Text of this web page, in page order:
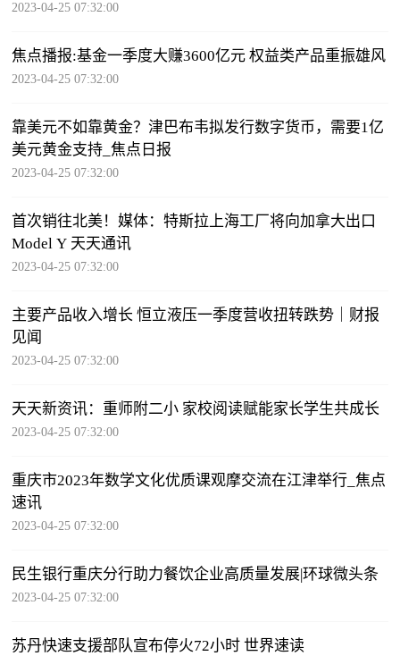
2023-04-25 07:32:00
焦点播报:基金一季度大赚3600亿元 权益类产品重振雄风
2023-04-25 07:32:00
靠美元不如靠黄金？津巴布韦拟发行数字货币，需要1亿
美元黄金支持_焦点日报
2023-04-25 07:32:00
首次销往北美！媒体：特斯拉上海工厂将向加拿大出口
Model Y 天天通讯
2023-04-25 07:32:00
主要产品收入增长 恒立液压一季度营收扭转跌势｜财报
见闻
2023-04-25 07:32:00
天天新资讯：重师附二小 家校阅读赋能家长学生共成长
2023-04-25 07:32:00
重庆市2023年数学文化优质课观摩交流在江津举行_焦点
速讯
2023-04-25 07:32:00
民生银行重庆分行助力餐饮企业高质量发展|环球微头条
2023-04-25 07:32:00
苏丹快速支援部队宣布停火72小时 世界速读